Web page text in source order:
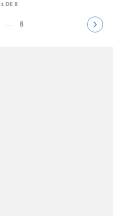
1 DE 8
... 8